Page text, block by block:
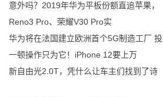
意外吗？2019年华为平板份额直追苹果，
Reno3 Pro、荣耀V30 Pro实
华为将在法国建立欧洲首个5G制造工厂 投
一顿操作只为它！iPhone 12要上万
新自由光2.0T，凭什么让车主们找到了诗